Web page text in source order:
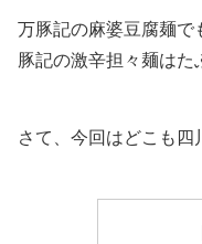
万豚記の麻婆豆腐麺で
豚記の激辛担々麺はた
さて、今回はどこも四